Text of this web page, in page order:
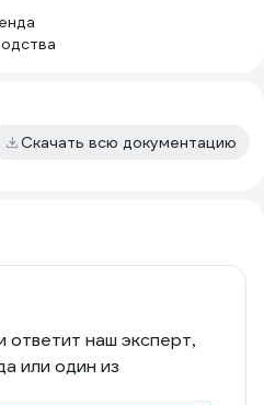
Скачать всю документацию
ответит наш эксперт,
или один из